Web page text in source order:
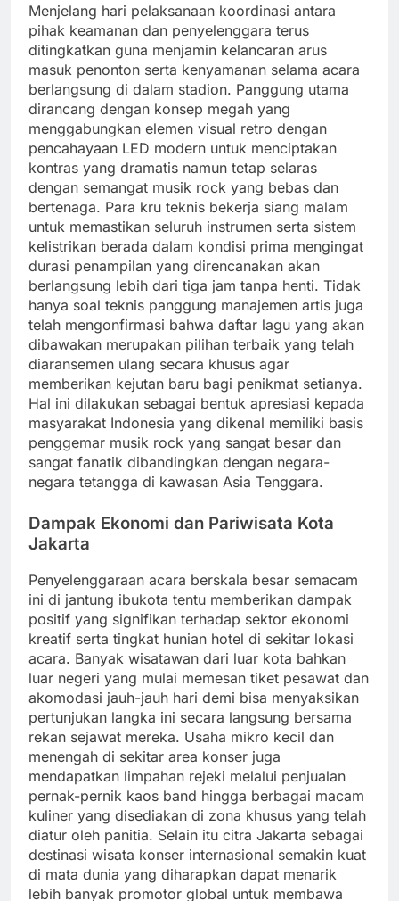
Menjelang hari pelaksanaan koordinasi antara
pihak keamanan dan penyelenggara terus
ditingkatkan guna menjamin kelancaran arus
masuk penonton serta kenyamanan selama acara
berlangsung di dalam stadion. Panggung utama
dirancang dengan konsep megah yang
menggabungkan elemen visual retro dengan
pencahayaan LED modern untuk menciptakan
kontras yang dramatis namun tetap selaras
dengan semangat musik rock yang bebas dan
bertenaga. Para kru teknis bekerja siang malam
untuk memastikan seluruh instrumen serta sistem
kelistrikan berada dalam kondisi prima mengingat
durasi penampilan yang direncanakan akan
berlangsung lebih dari tiga jam tanpa henti. Tidak
hanya soal teknis panggung manajemen artis juga
telah mengonfirmasi bahwa daftar lagu yang akan
dibawakan merupakan pilihan terbaik yang telah
diaransemen ulang secara khusus agar
memberikan kejutan baru bagi penikmat setianya.
Hal ini dilakukan sebagai bentuk apresiasi kepada
masyarakat Indonesia yang dikenal memiliki basis
penggemar musik rock yang sangat besar dan
sangat fanatik dibandingkan dengan negara-
negara tetangga di kawasan Asia Tenggara.
Dampak Ekonomi dan Pariwisata Kota
Jakarta
Penyelenggaraan acara berskala besar semacam
ini di jantung ibukota tentu memberikan dampak
positif yang signifikan terhadap sektor ekonomi
kreatif serta tingkat hunian hotel di sekitar lokasi
acara. Banyak wisatawan dari luar kota bahkan
luar negeri yang mulai memesan tiket pesawat dan
akomodasi jauh-jauh hari demi bisa menyaksikan
pertunjukan langka ini secara langsung bersama
rekan sejawat mereka. Usaha mikro kecil dan
menengah di sekitar area konser juga
mendapatkan limpahan rejeki melalui penjualan
pernak-pernik kaos band hingga berbagai macam
kuliner yang disediakan di zona khusus yang telah
diatur oleh panitia. Selain itu citra Jakarta sebagai
destinasi wisata konser internasional semakin kuat
di mata dunia yang diharapkan dapat menarik
lebih banyak promotor global untuk membawa